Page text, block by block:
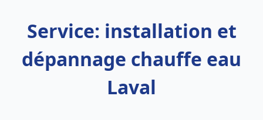
Service: installation et
dépannage chauffe eau
Laval